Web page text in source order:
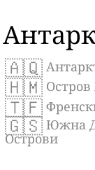
🇦🇶
🇭🇲
🇹🇫
🇬🇸 Южна
Острови